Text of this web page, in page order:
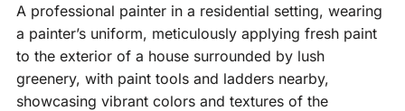
A professional painter in a residential setting, wearing
a painter’s uniform, meticulously applying fresh paint
to the exterior of a house surrounded by lush
greenery, with paint tools and ladders nearby,
showcasing vibrant colors and textures of the